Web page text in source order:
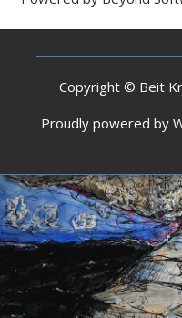
Copyright © Beit
Proudly powered by